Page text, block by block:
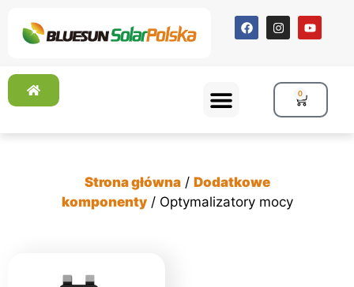
0
Strona główna/ Dodatkowe
komponenty/ Optymalizatory mocy